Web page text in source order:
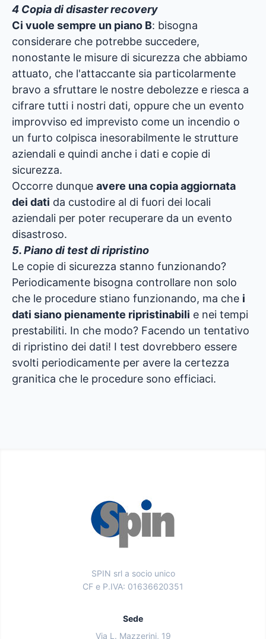
4 Copia di disaster recovery
Ci vuole sempre un piano B: bisogna
considerare che potrebbe succedere,
nonostante le misure di sicurezza che abbiamo
attuato, che l'attaccante sia particolarmente
bravo a sfruttare le nostre debolezze e riesca a
cifrare tutti i nostri dati, oppure che un evento
improvviso ed imprevisto come un incendio o
un furto colpisca inesorabilmente le strutture
aziendali e quindi anche i dati e copie di
sicurezza.
Occorre dunque avere una copia aggiornata
dei dati da custodire al di fuori dei locali
aziendali per poter recuperare da un evento
disastroso.
5. Piano di test di ripristino
Le copie di sicurezza stanno funzionando?
Periodicamente bisogna controllare non solo
che le procedure stiano funzionando, ma che i
dati siano pienamente ripristinabili e nei tempi
prestabiliti. In che modo? Facendo un tentativo
di ripristino dei dati! I test dovrebbero essere
svolti periodicamente per avere la certezza
granitica che le procedure sono efficiaci.
SPIN srl a socio unico
CF e P.IVA: 01636620351
Sede
Via L. Mazzerini, 19